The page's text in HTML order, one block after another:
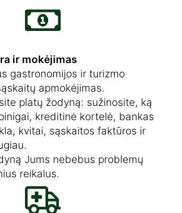
ir mokėjimas
gastronomijos ir turizmo
apmokėjimas.
platų žodyną: sužinosite, ką
kreditinė kortelė, bankas
kvitai, sąskaitos faktūros ir
Jums nebebus problemų
reikalus.